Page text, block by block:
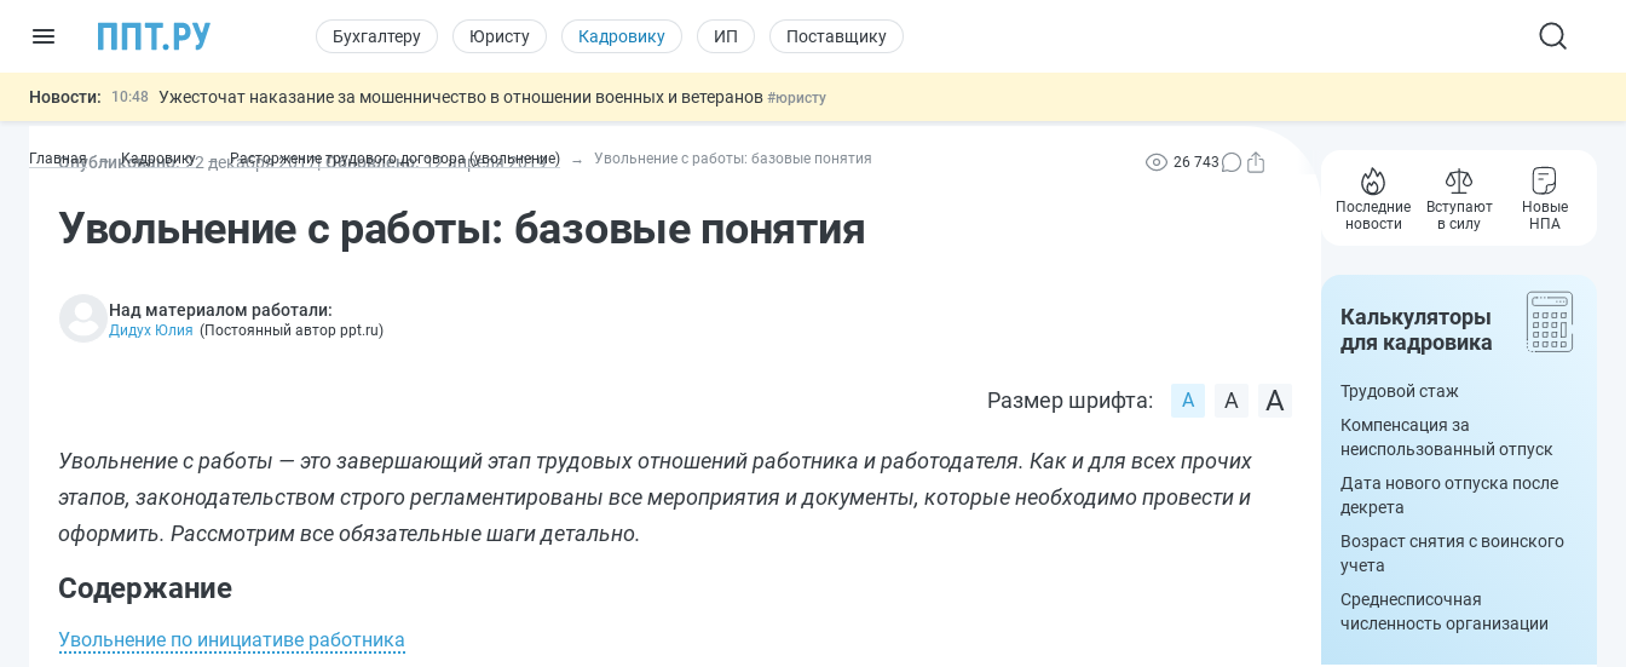
Бухгалтеру Юристу Кадровику ИП Поставщику
Новости: 10:48 Ужесточат наказание за мошенничество в отношении военных и ветеранов #юристу
09:13 ЕГЭ могут отменить и заменить государственной итоговой аттестацией #физлицу
11:31
Важно Разработают единые критерии трудовых и ГПХ-отношений #кадровику
Главная Кадровику Расторжение трудового договора (увольнение) Увольнение с работы: базовые понятия
Опубликовано: 22 декабря2017 Обновлено: 12 апреля2019 26 743
Увольнение с работы: базовые понятия
Над материалом работали:
Дидух Юлия (Постоянный автор ppt.ru)
Размер шрифта:
Увольнение с работы — это завершающий этап трудовых отношений работника и работодателя. Как и для всех прочих
этапов, законодательством строго регламентированы все мероприятия и документы, которые необходимо провести и
оформить. Рассмотрим все обязательные шаги детально.
Содержание
Увольнение по инициативе работника
Последние
новости
Вступают
в силу
Новые
НПА
Калькуляторы
для кадровика
Трудовой стаж
Компенсация за
неиспользованный отпуск
Дата нового отпуска после
декрета
Возраст снятия с воинского
учета
Среднесписочная
численность организации